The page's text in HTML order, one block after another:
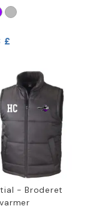
£
- Broderet